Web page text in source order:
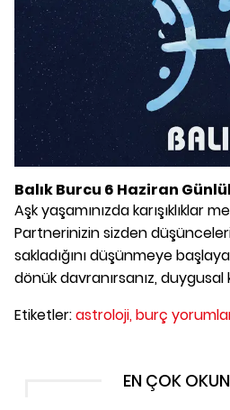
Balık Burcu 6 Haziran
Aşk yaşamınızda karışıklıklar
Partnerinizin sizden
sakladığını düşünmeye
dönük davranırsanız, duygusal
Etiketler:astroloji, burç
EN ÇOK